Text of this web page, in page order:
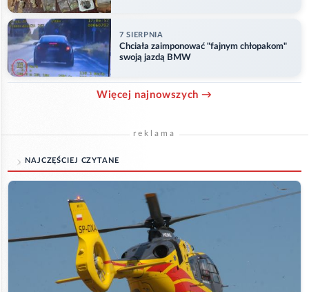
7 SIERPNIA
Chciała zaimponować "fajnym chłopakom"
swoją jazdą BMW
Więcej najnowszych →
reklama
NAJCZĘŚCIEJ CZYTANE